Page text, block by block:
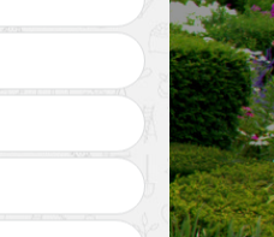
Pose de clôture